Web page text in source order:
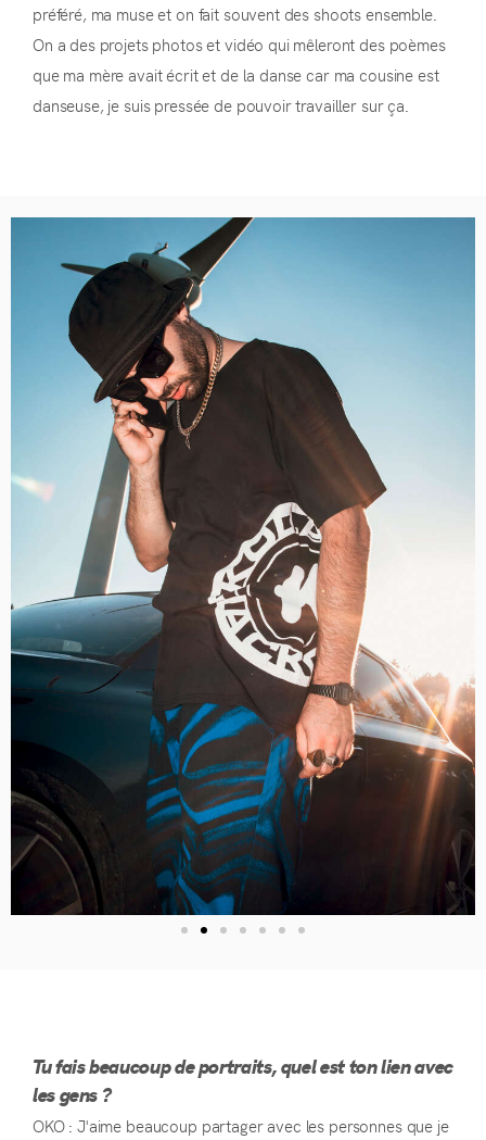
préféré, ma muse et on fait souvent des shoots ensemble.
On a des projets photos et vidéo qui mêleront des poèmes
que ma mère avait écrit et de la danse car ma cousine est
danseuse, je suis pressée de pouvoir travailler sur ça.
Tu fais beaucoup de portraits, quel est ton lien avec
les gens ?
OKO : J'aime beaucoup partager avec les personnes que je